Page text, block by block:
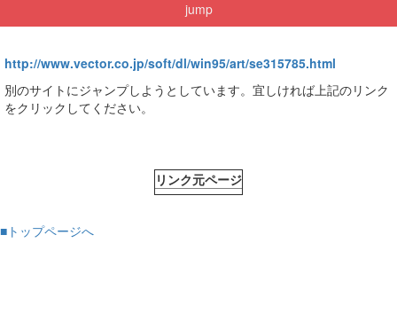
jump
http://www.vector.co.jp/soft/dl/win95/art/se315785.html
別のサイトにジャンプしようとしています。宜しければ上記のリンク
をクリックしてください。
リンク元ページ
■トップページへ